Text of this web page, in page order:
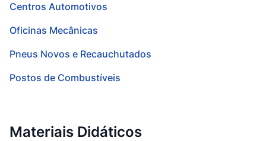
Centros Automotivos
Oficinas Mecânicas
Pneus Novos e Recauchutados
Postos de Combustíveis
Materiais Didáticos